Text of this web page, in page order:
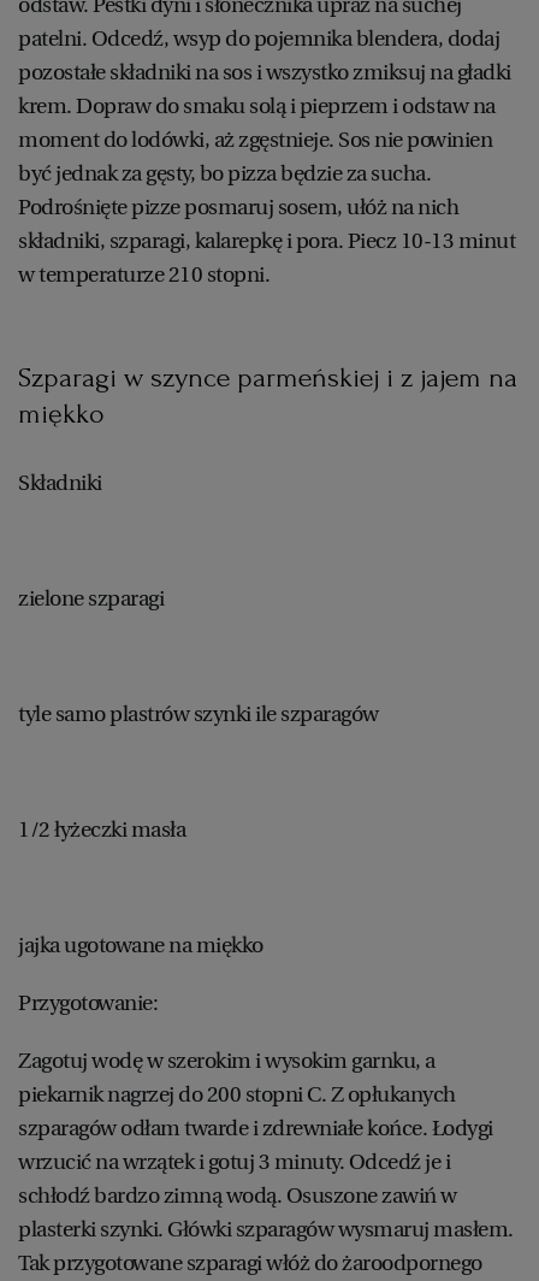
patelni. Odcedź, wsyp do pojemnika blendera, dodaj
pozostałe składniki na sos i wszystko zmiksuj na gładki
krem. Dopraw do smaku solą i pieprzem i odstaw na
moment do lodówki, aż zgęstnieje. Sos nie powinien
być jednak za gęsty, bo pizza będzie za sucha.
Podrośnięte pizze posmaruj sosem, ułóż na nich
składniki, szparagi, kalarepkę i pora. Piecz 10-13 minut
w temperaturze 210 stopni.
Szparagi w szynce parmeńskiej i z jajem na
miękko
Składniki
zielone szparagi
tyle samo plastrów szynki ile szparagów
1/2 łyżeczki masła
jajka ugotowane na miękko
Przygotowanie:
Zagotuj wodę w szerokim i wysokim garnku, a
piekarnik nagrzej do 200 stopni C. Z opłukanych
szparagów odłam twarde i zdrewniałe końce. Łodygi
wrzucić na wrzątek i gotuj 3 minuty. Odcedź je i
schłodź bardzo zimną wodą. Osuszone zawiń w
plasterki szynki. Główki szparagów wysmaruj masłem.
Tak przygotowane szparagi włóż do żaroodpornego